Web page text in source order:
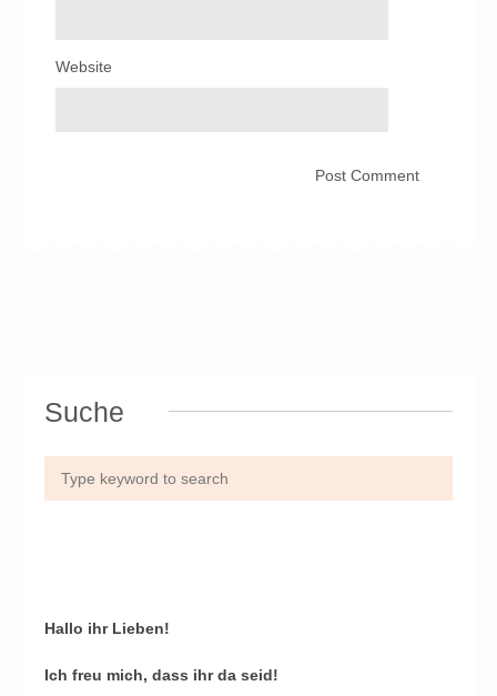
Website
Suche
Hallo ihr Lieben!
Ich freu mich, dass ihr da seid!